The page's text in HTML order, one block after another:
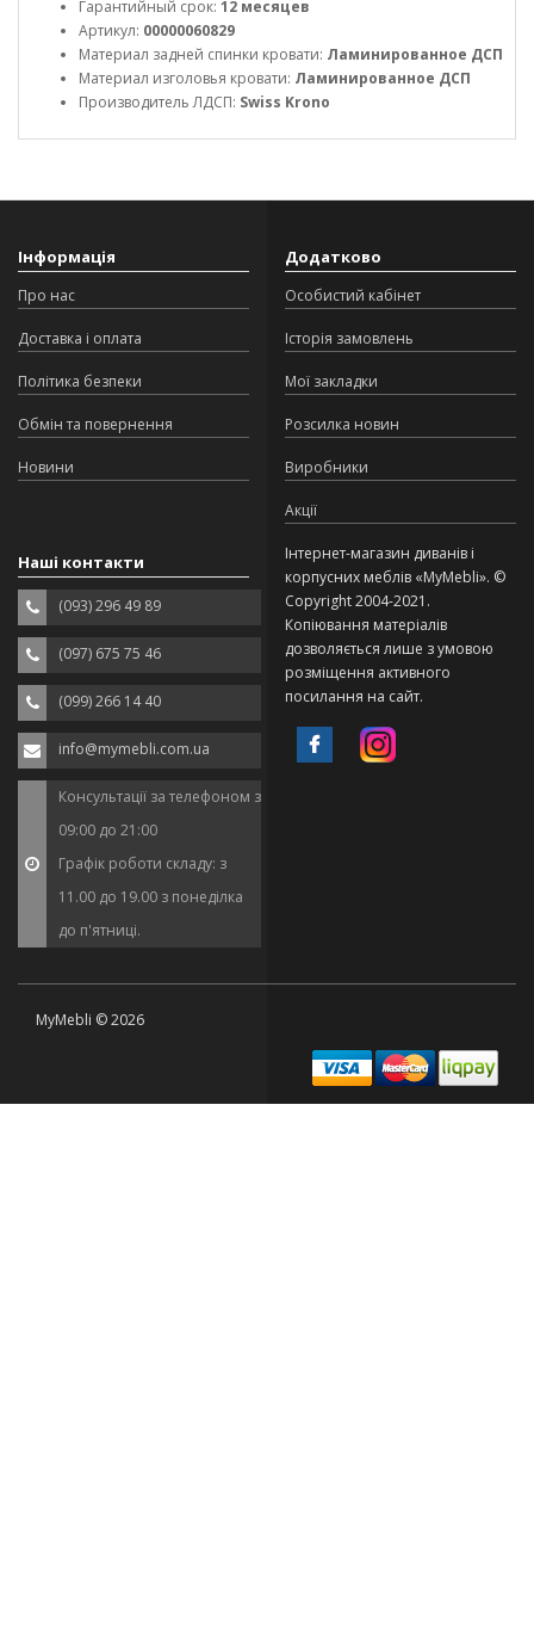
Гарантийный срок: 12 месяцев
Артикул: 00000060829
Материал задней спинки кровати: Ламинированное ДСП
Материал изголовья кровати: Ламинированное ДСП
Производитель ЛДСП: Swiss Krono
Інформація
Про нас
Доставка і оплата
Політика безпеки
Обмін та повернення
Новини
Додатково
Особистий кабінет
Історія замовлень
Мої закладки
Розсилка новин
Виробники
Акції
Наші контакти
(093) 296 49 89
(097) 675 75 46
(099) 266 14 40
info@mymebli.com.ua
Консультації за телефоном з
09:00 до 21:00
Графік роботи складу: з
11.00 до 19.00 з понеділка
до п'ятниці.
Інтернет-магазин диванів і
корпусних меблів «MyMebli». ©
Copyright 2004-2021.
Копіювання матеріалів
дозволяється лише з умовою
розміщення активного
посилання на сайт.
MyMebli © 2026